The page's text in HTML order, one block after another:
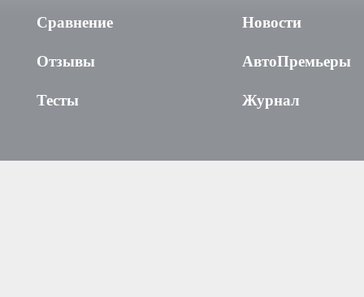
Сравнение
Отзывы
Тесты
Новости
АвтоПремьеры
Журнал